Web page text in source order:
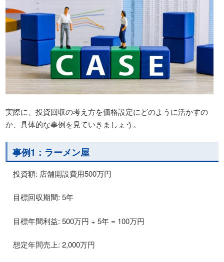
実際に、投資回収の考え方を価格設定にどのように活かすの
か、具体的な事例を見ていきましょう。
事例1：ラーメン屋
投資額: 店舗開設費用500万円
目標回収期間: 5年
目標年間利益: 500万円 ÷ 5年 = 100万円
想定年間売上: 2,000万円